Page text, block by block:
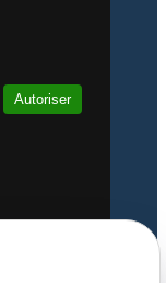
Autoriser